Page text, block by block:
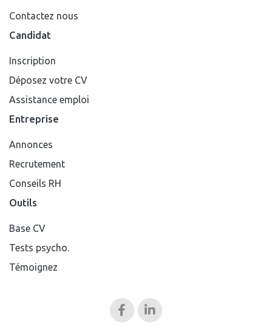
Contactez nous
Candidat
Inscription
Déposez votre CV
Assistance emploi
Entreprise
Annonces
Recrutement
Conseils RH
Outils
Base CV
Tests psycho.
Témoignez